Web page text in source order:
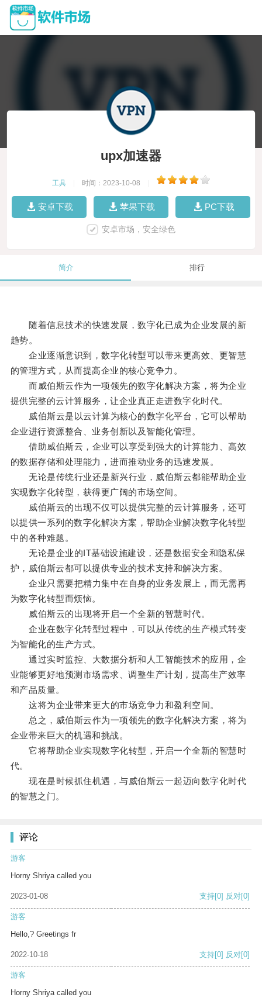
upx加速器
工具 时间：2023-10-08
安卓下载 苹果下载 PC下载
安卓市场，安全绿色
简介 排行
随着信息技术的快速发展，数字化已成为企业发展的新
趋势。
企业逐渐意识到，数字化转型可以带来更高效、更智慧
的管理方式，从而提高企业的核心竞争力。
而威伯斯云作为一项领先的数字化解决方案，将为企业
提供完整的云计算服务，让企业真正走进数字化时代。
威伯斯云是以云计算为核心的数字化平台，它可以帮助
企业进行资源整合、业务创新以及智能化管理。
借助威伯斯云，企业可以享受到强大的计算能力、高效
的数据存储和处理能力，进而推动业务的迅速发展。
无论是传统行业还是新兴行业，威伯斯云都能帮助企业
实现数字化转型，获得更广阔的市场空间。
威伯斯云的出现不仅可以提供完整的云计算服务，还可
以提供一系列的数字化解决方案，帮助企业解决数字化转型
中的各种难题。
无论是企业的IT基础设施建设，还是数据安全和隐私保
护，威伯斯云都可以提供专业的技术支持和解决方案。
企业只需要把精力集中在自身的业务发展上，而无需再
为数字化转型而烦恼。
威伯斯云的出现将开启一个全新的智慧时代。
企业在数字化转型过程中，可以从传统的生产模式转变
为智能化的生产方式。
通过实时监控、大数据分析和人工智能技术的应用，企
业能够更好地预测市场需求、调整生产计划，提高生产效率
和产品质量。
这将为企业带来更大的市场竞争力和盈利空间。
总之，威伯斯云作为一项领先的数字化解决方案，将为
企业带来巨大的机遇和挑战。
它将帮助企业实现数字化转型，开启一个全新的智慧时
代。
现在是时候抓住机遇，与威伯斯云一起迈向数字化时代
的智慧之门。
评论
游客
Horny Shriya called you
2023-01-08 支持[0] 反对[0]
游客
Hello,? Greetings fr
2022-10-18 支持[0] 反对[0]
游客
Horny Shriya called you